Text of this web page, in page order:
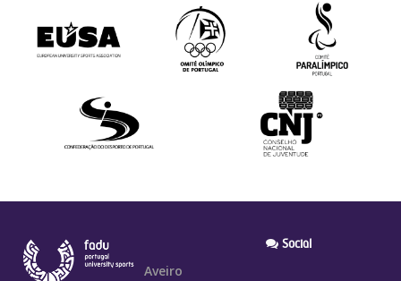
Aveiro
Social